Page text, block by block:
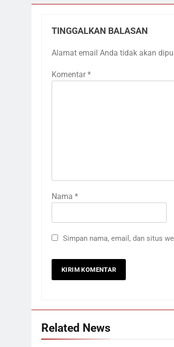
TINGGALKAN BALASAN
Alamat email Anda tidak akan
Komentar *
Nama *
Simpan nama, email, dan situs
Related News